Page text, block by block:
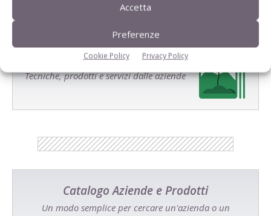
Accetta
Preferenze
Cookie Policy Privacy Policy
E-magazine
Tecniche, prodotti e servizi dalle aziende
Catalogo Aziende e Prodotti
Un modo semplice per cercare un'azienda o un